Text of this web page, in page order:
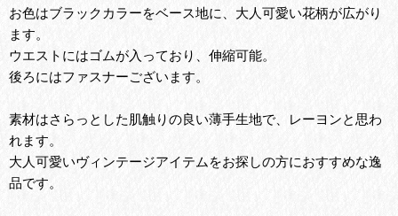
お色はブラックカラーをベース地に、大人可愛い花柄が広がり
ます。
ウエストにはゴムが入っており、伸縮可能。
後ろにはファスナーございます。
素材はさらっとした肌触りの良い薄手生地で、レーヨンと思わ
れます。
大人可愛いヴィンテージアイテムをお探しの方におすすめな逸
品です。